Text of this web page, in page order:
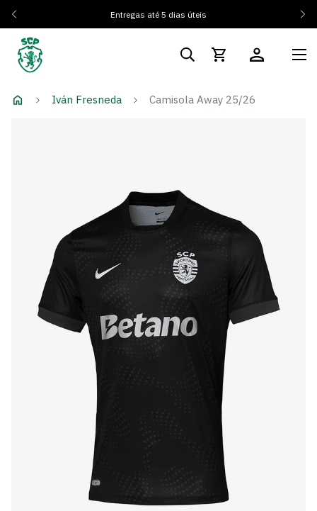
Entregas até 5 dias úteis
Iván Fresneda Camisola Away 25/26